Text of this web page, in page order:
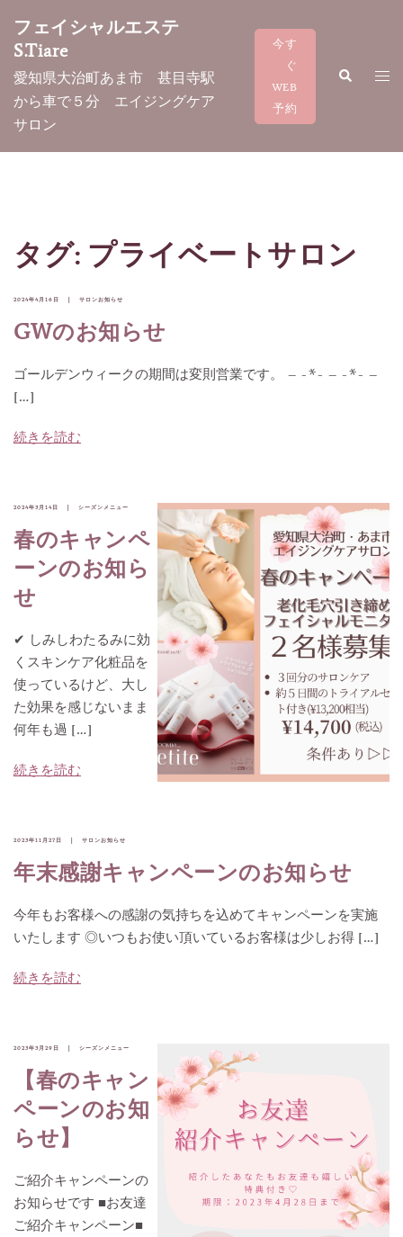
ス
フェイシャルエステ
S.Tiare
愛知県大治町あま市 甚目寺駅
から車で５分 エイジングケア
サロン
今す
ぐ
WEB
予約
検
索
ト
タグ: プライベートサロン
2024年4月16日 サロンお知らせ
GWのお知らせ
ゴールデンウィークの期間は変則営業です。 – -*- – -*- –
[…]
続きを読む
2024年3月14日 シーズンメニュー
春のキャンペ
ーンのお知ら
せ
✔︎ しみしわたるみに効
くスキンケア化粧品を
使っているけど、大し
た効果を感じないまま
何年も過 […]
続きを読む
2023年11月27日 サロンお知らせ
年末感謝キャンペーンのお知らせ
今年もお客様への感謝の気持ちを込めてキャンペーンを実施
いたします ◎いつもお使い頂いているお客様は少しお得 […]
続きを読む
2023年3月29日 シーズンメニュー
【春のキャン
ペーンのお知
らせ】
ご紹介キャンペーンの
お知らせです ■お友達
ご紹介キャンペーン■